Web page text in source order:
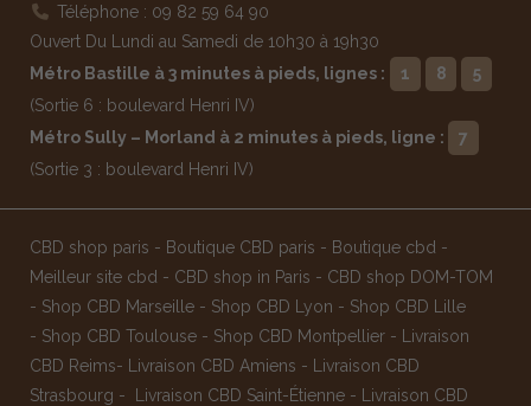
Téléphone : 09 82 59 64 90
Ouvert Du Lundi au Samedi de 10h30 à 19h30
Métro Bastille à 3 minutes à pieds, lignes :
1 8
5
(Sortie 6 : boulevard Henri IV)
Métro Sully – Morland à 2 minutes à pieds, ligne :
7
(Sortie 3 : boulevard Henri IV)
CBD shop paris - Boutique CBD paris - Boutique cbd -
Meilleur site cbd - CBD shop in Paris - CBD shop DOM-TOM
- Shop CBD Marseille - Shop CBD Lyon - Shop CBD Lille
- Shop CBD Toulouse - Shop CBD Montpellier -
Livraison
CBD Reims- Livraison CBD Amiens -
Livraison CBD
Strasbourg - Livraison CBD Saint-Étienne -
Livraison CBD